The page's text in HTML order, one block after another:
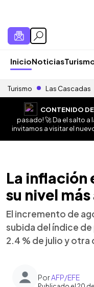
InicioNoticias
Turismo Las Cascadas
CONTENIDO
pasado! 🚀 Da el salto a
invitamos a visitar el
La inflación
su nivel
El incremento de
subida del índice
2.4 % de julio y otra
PorAFP/EFE